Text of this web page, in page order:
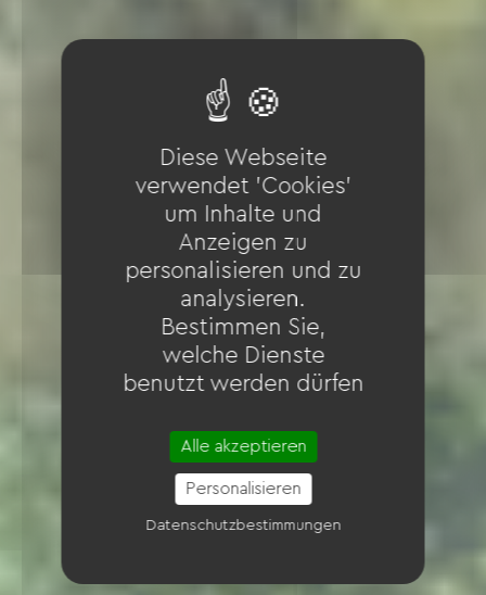
Diese Webseite
verwendet 'Cookies'
um Inhalte und
Anzeigen zu
personalisieren und zu
analysieren.
Bestimmen Sie,
welche Dienste
benutzt werden dürfen
Alle akzeptieren
Personalisieren
Datenschutzbestimmungen